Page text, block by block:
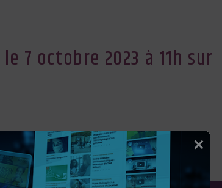
pour
7 octobre 2023 à 11h sur